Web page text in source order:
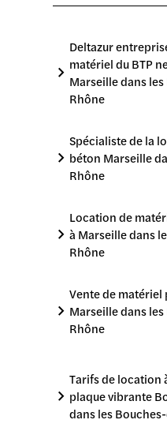
Deltazur
matériel du BTP
Marseille dans
Rhône
Spécialiste de la
béton Marseille
Rhône
Location de
à Marseille dans
Rhône
Vente de matériel
Marseille dans
Rhône
Tarifs de location
plaque vibrante
dans les